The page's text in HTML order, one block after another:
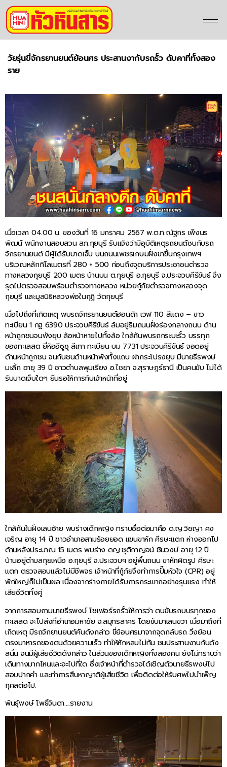
วัยรุ่นขี่จักรยานยนต์ย้อนศร ประสานงากับรถรั้ว ดับคาที่ทั้งสอง
ราย
เมื่อเวลา 04.00 น. ของวันที่ 16 มกราคม 2567 พ.ต.ท.ณัฐกร เพ็งนร
พัฒน์ พนักงานสอบสวน สภ.กุยบุรี รับแจ้งว่ามีอุบัติเหตุรถยนต์ชนกับรถ
จักรยานยนต์ มีผู้ได้รับบาดเจ็บ บนถนนเพชรเกษมฝั่งขาขึ้นกรุงเทพฯ
บริเวณหลักกิโลเมตรที่ 280 + 500 ก่อนถึงจุดบริการประชาชนตำรวจ
ทางหลวงกุยบุรี 200 เมตร บ้านบน ต.กุยบุรี อ.กุยบุรี จ.ประจวบคีรีขันธ์ จึง
รุดไปตรวจสอบพร้อมตำรวจทางหลวง หน่วยกู้ภัยตำรวจทางหลวงจุด
กุยบุรี และมูลนิธิหลวงพ่อในกุฏิ วัดกุยบุรี
เมื่อไปถึงที่เกิดเหตุ พบรถจักรยานยนต์ฮอนด้า เวฟ 110 สีแดง – ขาว
ทะเบียน 1 กฐ 6390 ประจวบคีรีขันธ์ ล้มอยู่ริมถนนฝั่งร่องกลางถนน ด้าน
หน้าถูกชนจนพังยุบ ล้อหน้าหายไปทั้งล้อ ใกล้กันพบรถกระบะรั้ว บรรทุก
ของทะเลสด ยี่ห้ออีซูซุ สีเทา ทะเบียน บม 7731 ประจวบคีรีขันธ์ จอดอยู่
ด้านหน้าถูกชน จนกันชนด้านหน้าพังทั้งแถบ ฝากระโปรงยุบ มีนายธีรพงษ์
มะลิ้ก อายุ 39 ปี ชาวตำบลพุมเรียง อ.ไชยา จ.สุราษฎร์ธานี เป็นคนขับ ไม่ได้
รับบาดเจ็บใดๆ ยืนรอให้การกับเจ้าหน้าที่อยู่
ใกล้กันในฝั่งเลนซ้าย พบร่างเด็กหญิง ทราบชื่อต่อมาคือ ด.ญ.วิชญา คง
เจริญ อายุ 14 ปี ชาวอำเภอสามร้อยยอด แขนขาหัก ศีรษะแตก ห่างออกไป
ด้านหลังประมาณ 15 เมตร พบร่าง ดญ.ชุติกาญจน์ ชินวงษ์ อายุ 12 ปี
บ้านอยู่ตำบลกุยเหนือ อ.กุยบุรี จ.ประจวบฯ อยู่พื้นถนน ขาหักผิดรูป ศีรษะ
แตก ตรวจสอบแล้วไม่มีชีพจร เจ้าหน้าที่กู้ภัยจึงทำการปั๊มหัวใจ (CPR) อยู่
พักใหญ่ก็ไม่เป็นผล เนื่องจากร่างกายได้รับการกระแทกอย่างรุนแรง ทำให้
เสียชีวิตทั้งคู่
จากการสอบถามนายธีรพงษ์ โชเฟอร์รถรั้วให้การว่า ตนขับรถบบรทุกของ
ทะเลสด จะไปส่งที่อำเภอมหาชัย จ.สมุทรสาคร โดยขับมาเลนขวา เมื่อมาถึงที่
เกิดเหตุ มีรถจักยานยนต์คันดังกล่าว ขี่ย้อนศรมาจากจุดกลับรถ วิ่งย้อน
ตรงมาหารถของตนด้วยความเร็ว ทำให้หักหลบไม่ทัน ชนประสานงานกันดัง
สนั่น จนมีผู้เสียชีวิตดังกล่าว ในส่วนของเด็กหญิงทั้งสองคน ยังไม่ทราบว่า
เดินทางมากไหนและจะไปที่ใด ซึ่งเจ้าหน้าที่ตำรวจได้เชิญตัวนายธีรพงษ์ไป
สอบปากคำ และทำการสืบหาญาติผู้เสียชีวิต เพื่อติดต่อให้รับศพไปบำเพ็ญ
กุศลต่อไป.
พันธุ์พงษ์ โพธิ์จินดา….รายงาน